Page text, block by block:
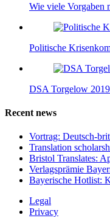
Wie viele Vorgaben
Politische
DSA Torgelow
Recent news
Vortrag: Deutsch-
Translation
Bristol Translates:
Verlagsprämie
Bayerische Hotlist:
Legal
Privacy